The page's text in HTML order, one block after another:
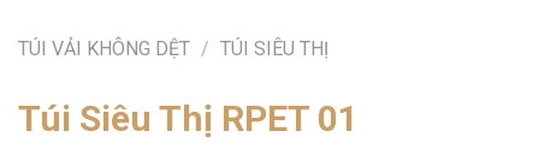
TÚI VẢI KHÔNG DỆT / TÚI SIÊU THỊ
Túi Siêu Thị RPET 01